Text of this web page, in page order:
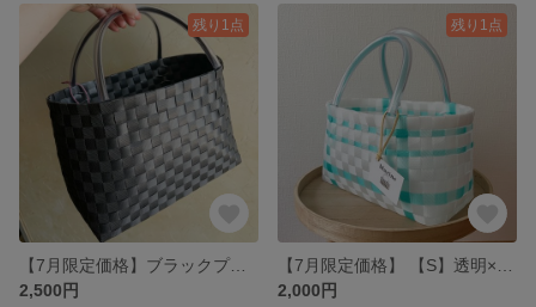
残り1点
【7月限定価格】ブラックプラカゴ
2,500円
残り1点
2,000円